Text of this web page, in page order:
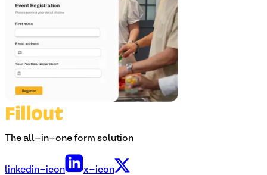
The all-in-one form solution
linkedin-icon x-icon